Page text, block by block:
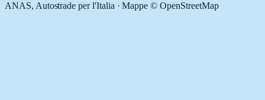
ANAS, Autostrade per l'Italia · Mappe © OpenStreetMap